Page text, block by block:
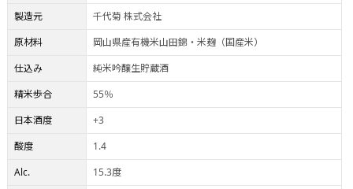
製造元
千代菊 株式会社
原材料
岡山県産有機米山田錦・米麹（国産米）
仕込み
純米吟醸生貯蔵酒
精米歩合
55％
日本酒度
+3
酸度
1.4
Alc.
15.3度